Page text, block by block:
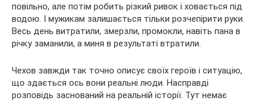
повільно, але потім робить різкий ривок і ховається під
водою. І мужикам залишається тільки розчепірити руки.
Весь день витратили, змерзли, промокли, навіть пана в
річку заманили, а миня в результаті втратили.
Чехов завжди так точно описує своїх героїв і ситуацію,
що здається ось вони реальні люди. Насправді
розповідь заснований на реальній історії. Тут немає